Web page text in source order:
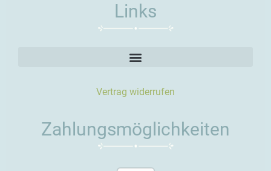
Links
Vertrag widerrufen
Zahlungsmöglichkeiten